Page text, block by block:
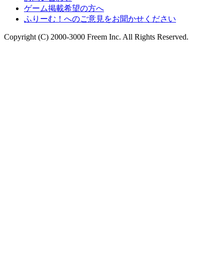
ゲーム掲載希望の方へ
ふりーむ！へのご意見をお聞かせください
Copyright (C) 2000-3000 Freem Inc. All Rights Reserved.